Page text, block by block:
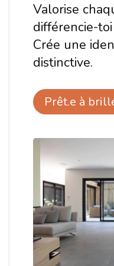
Valorise
différencie-
Crée une
distinctive.
Prêt.e à